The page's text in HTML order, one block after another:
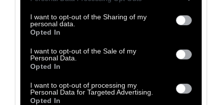
I want to opt-out of the Sharing of my
personal data.
Opted In
I want to opt-out of the Sale of my
Personal Data.
Opted In
I want to opt-out of processing my
Personal Data for Targeted Advertising.
Opted In